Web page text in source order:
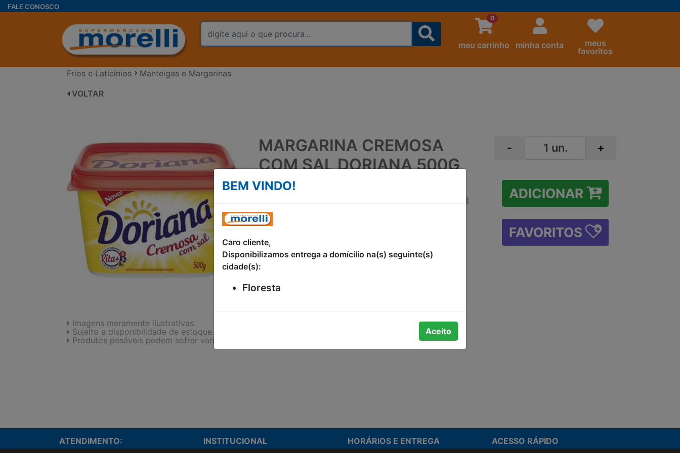
FALE CONOSCO
0
meu carrinho minha conta
meus
favoritos
Frios e Laticínios
Manteigas e Margarinas
VOLTAR
MARGARINA CREMOSA
COM SAL DORIANA 500G
MARGARINA CREMOSA COM SAL COM
VITAMINA D, B E B12 E FONTE DE ÔMEGA 3
DORIANA POTE 500G
R$7,99
- +
ADICIONAR
FAVORITOS
Imagens meramente ilustrativas.
Sujeito a disponibilidade de estoque.
Produtos pesáveis podem sofrer variação de preço.
BEM VINDO!
Caro cliente,
Disponibilizamos entrega a domícilio na(s) seguinte(s)
cidade(s):
Floresta
Aceito
ATENDIMENTO: INSTITUCIONAL HORÁRIOS E ENTREGA ACESSO RÁPIDO